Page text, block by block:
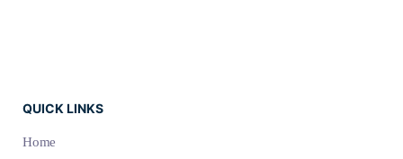
QUICK LINKS
Home